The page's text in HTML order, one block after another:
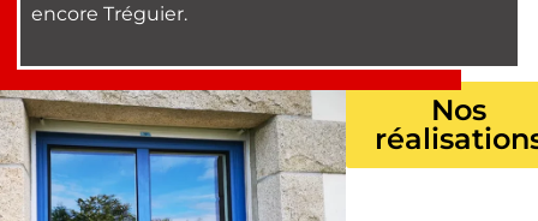
encore Tréguier.
Nos